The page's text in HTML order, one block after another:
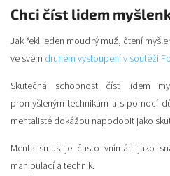
Chci číst lidem
Jak řekl jeden moudrý muž, čtení
ve svém druhém vystoupení v soutěži
Skutečná schopnost číst lidem
promyšleným technikám a s pomocí
mentalisté dokážou napodobit jako
Mentalismus je často vnímán jako
manipulací a technik.